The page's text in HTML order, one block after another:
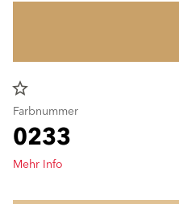
star_border
Farbnummer
0233
Mehr Info